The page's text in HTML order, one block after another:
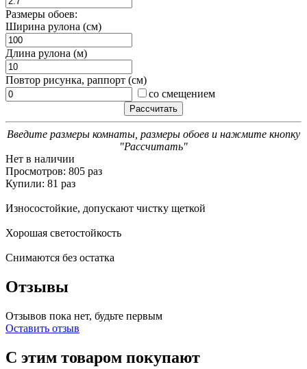
Размеры обоев:
Ширина рулона (см)
Длина рулона (м)
Повтор рисунка, раппорт (см)
со смещением
Введите размеры комнаты, размеры обоев и нажмите кнопку
"Рассчитать"
Нет в наличии
Просмотров: 805 раз
Купили: 81 раз
Износостойкие, допускают чистку щеткой
Хорошая светостойкость
Снимаются без остатка
Отзывы
Отзывов пока нет, будьте первым
Оставить отзыв
С этим товаром покупают